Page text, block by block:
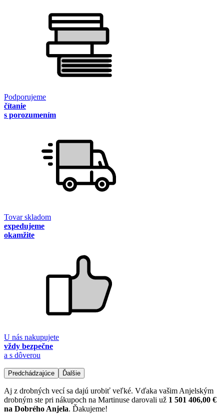
Podporujeme
čítanie
s porozumením
Tovar skladom
expedujeme
okamžite
U nás nakupujete
vždy bezpečne
a s dôverou
Predchádzajúce Ďalšie
Aj z drobných vecí sa dajú urobiť veľké. Vďaka vašim Anjelským
drobným ste pri nákupoch na Martinuse darovali už 1 501 406,00 €
na Dobrého Anjela. Ďakujeme!